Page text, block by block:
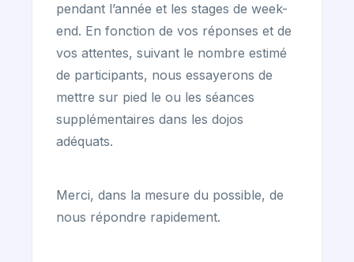
pendant l’année et les stages de week-
end. En fonction de vos réponses et de
vos attentes, suivant le nombre estimé
de participants, nous essayerons de
mettre sur pied le ou les séances
supplémentaires dans les dojos
adéquats.
Merci, dans la mesure du possible, de
nous répondre rapidement.